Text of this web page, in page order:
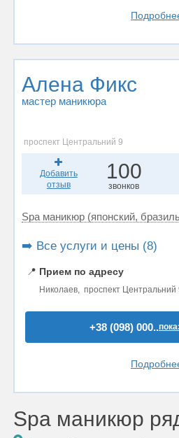
Алена Фикс
мастер маникюра
проспект Центральний 9
Добавить
отзыв
100
звонков
Spa маникюр (японский,
➡️ Все услуги и цены (8)
📍 Прием по адресу
Николаев, проспект Центральний
+38 (098) 000..
Spa маникюр